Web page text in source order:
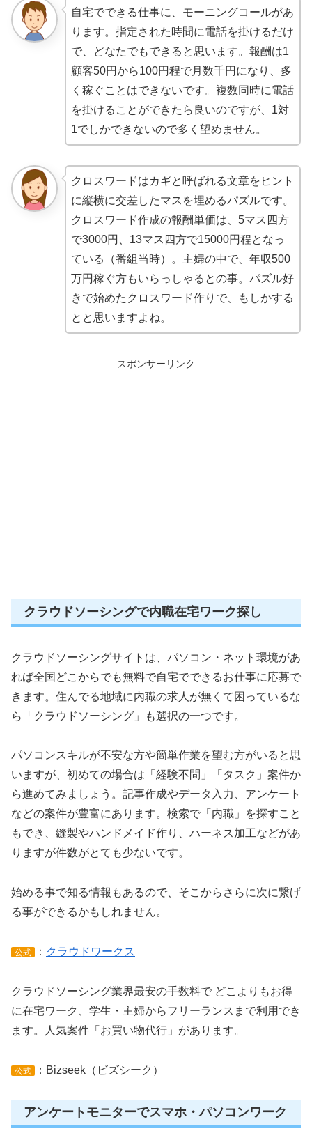
自宅でできる仕事に、モーニングコールがあ
ります。指定された時間に電話を掛けるだけ
で、どなたでもできると思います。報酬は1
顧客50円から100円程で月数千円になり、多
く稼ぐことはできないです。複数同時に電話
を掛けることができたら良いのですが、1対
1でしかできないので多く望めません。
クロスワードはカギと呼ばれる文章をヒント
に縦横に交差したマスを埋めるパズルです。
クロスワード作成の報酬単価は、5マス四方
で3000円、13マス四方で15000円程となっ
ている（番組当時）。主婦の中で、年収500
万円稼ぐ方もいらっしゃるとの事。パズル好
きで始めたクロスワード作りで、もしかする
とと思いますよね。
スポンサーリンク
クラウドソーシングで内職在宅ワーク探し
クラウドソーシングサイトは、パソコン・ネット環境があ
れば全国どこからでも無料で自宅でできるお仕事に応募で
きます。住んでる地域に内職の求人が無くて困っているな
ら「クラウドソーシング」も選択の一つです。
パソコンスキルが不安な方や簡単作業を望む方がいると思
いますが、初めての場合は「経験不問」「タスク」案件か
ら進めてみましょう。記事作成やデータ入力、アンケート
などの案件が豊富にあります。検索で「内職」を探すこと
もでき、縫製やハンドメイド作り、ハーネス加工などがあ
りますが件数がとても少ないです。
始める事で知る情報もあるので、そこからさらに次に繋げ
る事ができるかもしれません。
公式 ： クラウドワークス
クラウドソーシング業界最安の手数料で どこよりもお得
に在宅ワーク、学生・主婦からフリーランスまで利用でき
ます。人気案件「お買い物代行」があります。
公式 ：Bizseek（ビズシーク）
アンケートモニターでスマホ・パソコンワーク